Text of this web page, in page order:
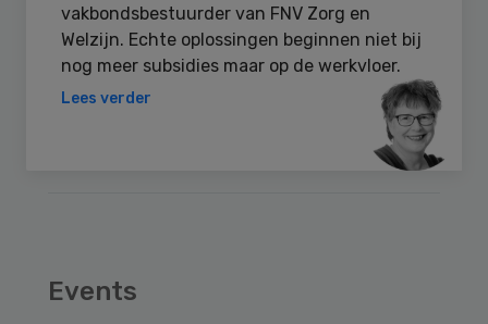
vakbondsbestuurder van FNV Zorg en
Welzijn. Echte oplossingen beginnen niet bij
nog meer subsidies maar op de werkvloer.
Lees verder
Events